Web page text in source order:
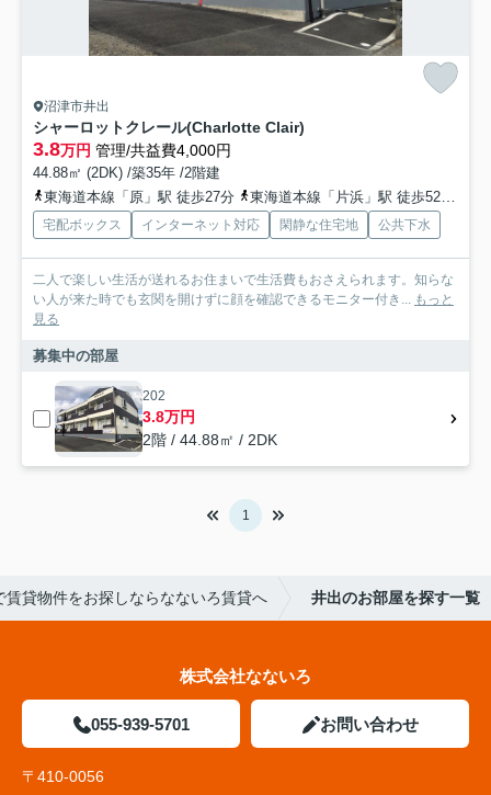
沼津市井出
シャーロットクレール(Charlotte Clair)
3.8万円 管理/共益費4,000円
44.88㎡ (2DK) /築35年 /2階建
東海道本線「原」駅 徒歩27分
東海道本線「片浜」駅 徒歩52分
宅配ボックス インターネット対応 閑静な住宅地 公共下水
二人で楽しい生活が送れるお住まいで生活費もおさえられます。知らな
い人が来た時でも玄関を開けずに顔を確認できるモニター付き... もっと
見る
募集中の部屋
202
3.8万円
2階 / 44.88㎡ / 2DK
1
賃貸物件をお探しならなないろ賃貸へ 井出のお部屋を探す一覧
株式会社なないろ
055-939-5701 お問い合わせ
〒410-0056